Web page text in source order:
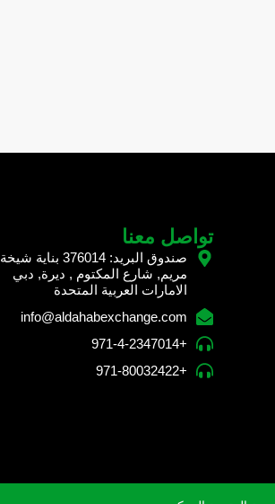
تواصل معنا
صندوق البريد: 376014 بناية شيخة
مريم, شارع المكتوم , ديرة, دبي
الامارات العربية المتحدة
info@aldahabexchange.com
+971-4-2347014
+971-80032422